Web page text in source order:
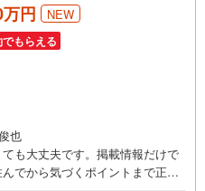
円 NEW
もらえる
也
も大丈夫です。掲載情報だけで
でから気づくポイントまで正直